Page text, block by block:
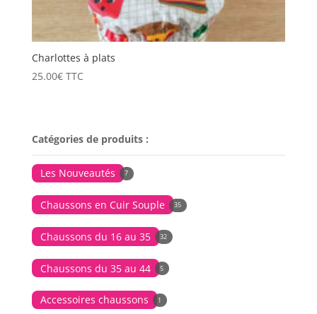
Charlottes à plats
25.00€ TTC
Catégories de produits :
Les Nouveautés 7
Chaussons en Cuir Souple 35
Chaussons du 16 au 35 32
Chaussons du 35 au 44 5
Accessoires chaussons 1